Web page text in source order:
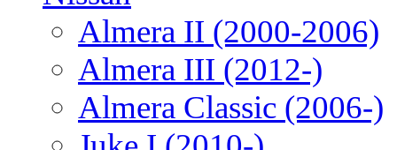
Almera II (2000-2006)
Almera III (2012-)
Almera Classic (2006-)